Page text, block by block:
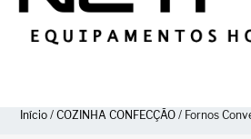
Início /COZINHA CONFECÇÃO / Fornos